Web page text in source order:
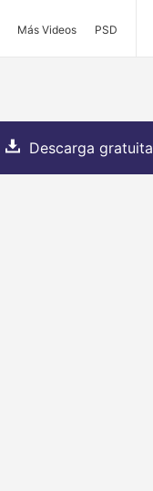
Más Videos PSD
Descarga gratuita